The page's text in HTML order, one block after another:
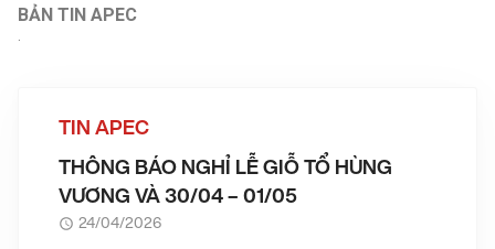
BẢN TIN APEC
TIN APEC
THÔNG BÁO NGHỈ LỄ GIỖ TỔ HÙNG
VƯƠNG VÀ 30/04 – 01/05
24/04/2026